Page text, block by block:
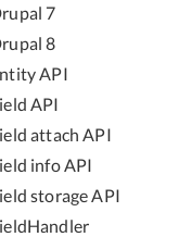
7
8
API
API
attach API
info API
storage API